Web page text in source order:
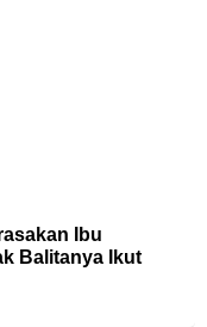
Ibu
Balitanya Ikut